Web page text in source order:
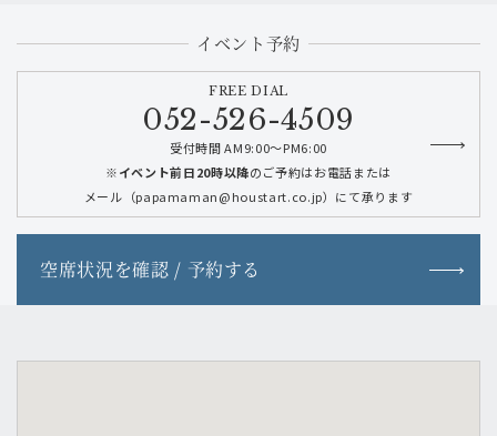
イベント予約
FREE DIAL
052-526-4509
受付時間 AM9:00～PM6:00
※イベント前日20時以降のご予約はお電話または
メール（papamaman@houstart.co.jp）にて承ります
空席状況を確認 / 予約する